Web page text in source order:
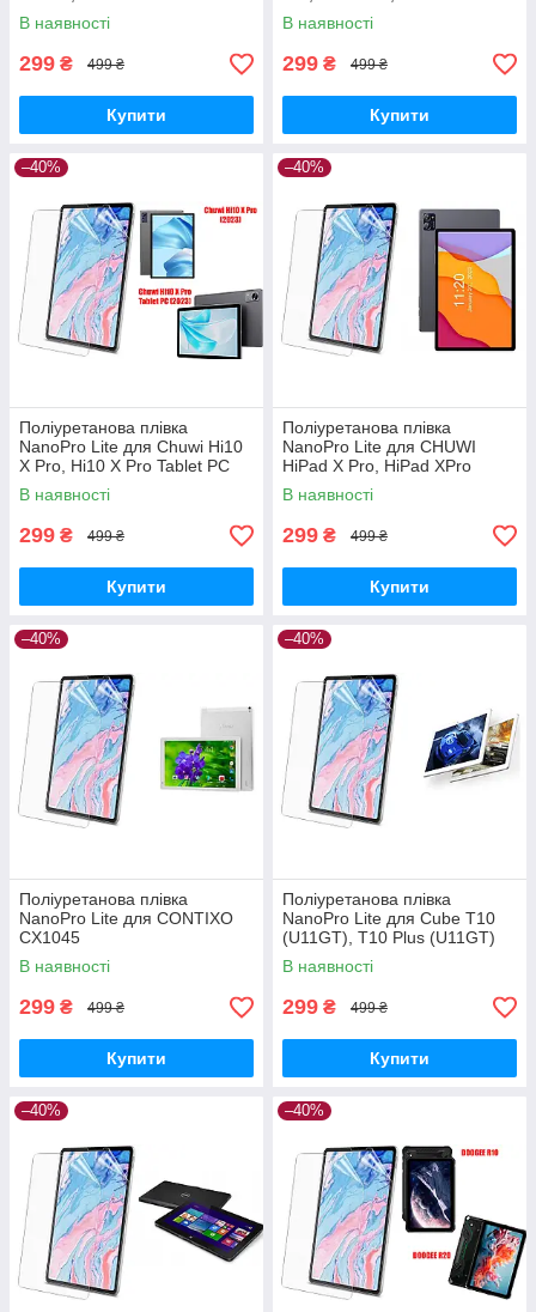
В наявності
299 ₴ 499 ₴
Купити
В наявності
299 ₴ 499 ₴
Купити
–40%
Поліуретанова плівка
NanoPro Lite для Chuwi Hi10
X Pro, Hi10 X Pro Tablet PC
В наявності
299 ₴ 499 ₴
Купити
–40%
Поліуретанова плівка
NanoPro Lite для CHUWI
HiPad X Pro, HiPad XPro
(2022)
В наявності
299 ₴ 499 ₴
Купити
–40%
Поліуретанова плівка
NanoPro Lite для CONTIXO
CX1045
В наявності
299 ₴ 499 ₴
Купити
–40%
Поліуретанова плівка
NanoPro Lite для Cube T10
(U11GT), T10 Plus (U11GT)
В наявності
299 ₴ 499 ₴
Купити
–40% –40%